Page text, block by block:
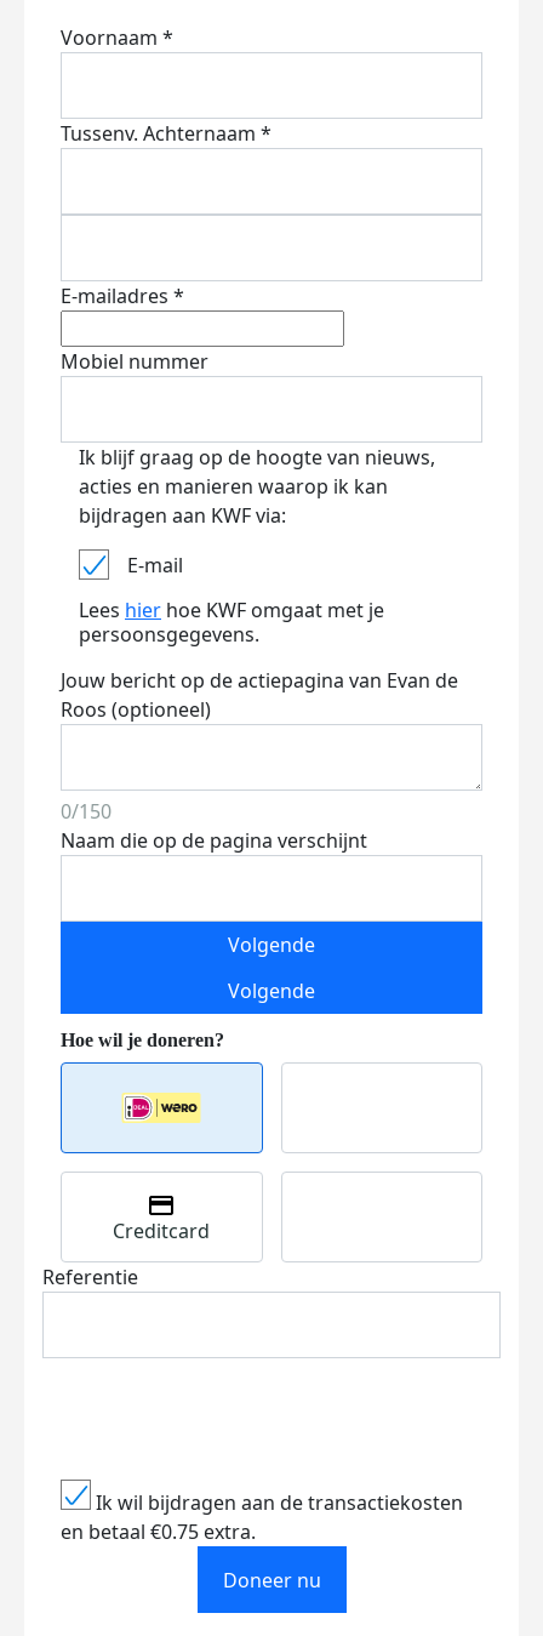
Voornaam *
Tussenv. Achternaam *
E-mailadres *
Mobiel nummer
Ik blijf graag op de hoogte van nieuws,
acties en manieren waarop ik kan
bijdragen aan KWF via:
E-mail
Lees hier hoe KWF omgaat met je
persoonsgegevens.
Jouw bericht op de actiepagina van Evan de
Roos (optioneel)
0/150
Naam die op de pagina verschijnt
Volgende
Volgende
Creditcard
Referentie
Ik wil bijdragen aan de transactiekosten
en betaal €0.75 extra.
Doneer nu